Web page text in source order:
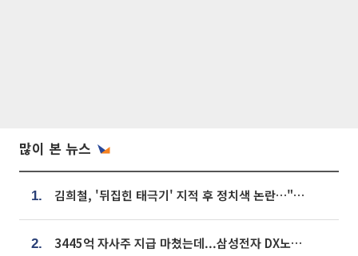
많이 본 뉴스
1. 김희철, '뒤집힌 태극기' 지적 후 정치색 논란…"좌우 떠나 우리나라 국기"
2. 3445억 자사주 지급 마쳤는데...삼성전자 DX노조, 뒤늦은 '떼쓰기 집회'